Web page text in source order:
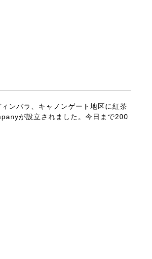
ンバラ、キャノンゲート地区に紅茶
が設立されました。今日まで200